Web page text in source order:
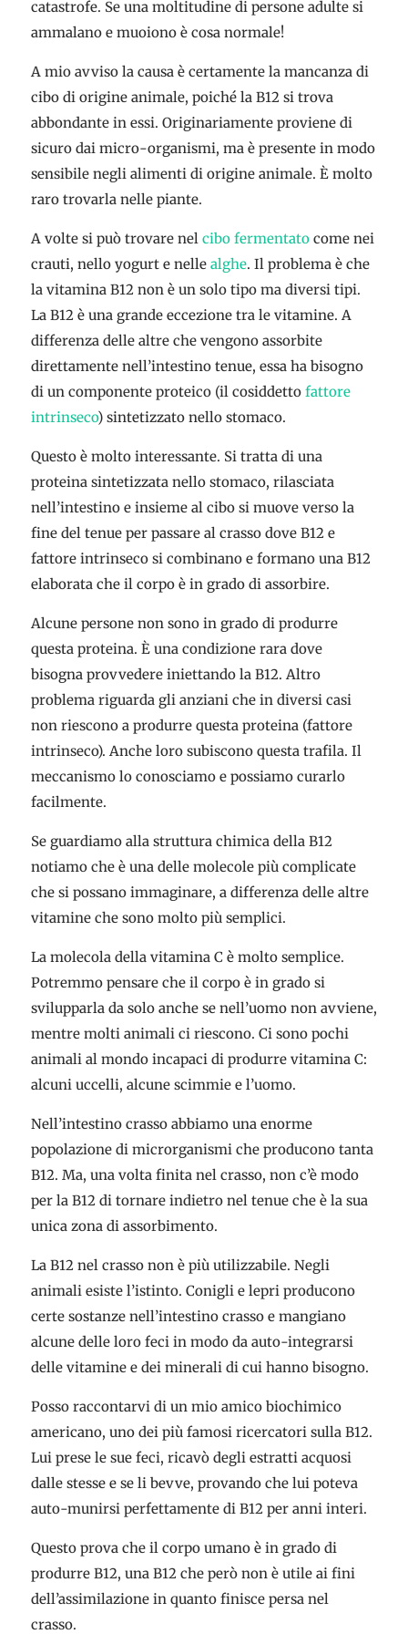
catastrofe. Se una moltitudine di persone adulte si
ammalano e muoiono è cosa normale!
A mio avviso la causa è certamente la mancanza di
cibo di origine animale, poiché la B12 si trova
abbondante in essi. Originariamente proviene di
sicuro dai micro-organismi, ma è presente in modo
sensibile negli alimenti di origine animale. È molto
raro trovarla nelle piante.
A volte si può trovare nel cibo fermentatocome nei
crauti, nello yogurt e nelle alghe. Il problema è che
la vitamina B12 non è un solo tipo ma diversi tipi.
La B12 è una grande eccezione tra le vitamine. A
differenza delle altre che vengono assorbite
direttamente nell’intestino tenue, essa ha bisogno
di un componente proteico (il cosiddetto fattore
intrinseco) sintetizzato nello stomaco.
Questo è molto interessante. Si tratta di una
proteina sintetizzata nello stomaco, rilasciata
nell’intestino e insieme al cibo si muove verso la
fine del tenue per passare al crasso dove B12 e
fattore intrinseco si combinano e formano una B12
elaborata che il corpo è in grado di assorbire.
Alcune persone non sono in grado di produrre
questa proteina. È una condizione rara dove
bisogna provvedere iniettando la B12. Altro
problema riguarda gli anziani che in diversi casi
non riescono a produrre questa proteina (fattore
intrinseco). Anche loro subiscono questa trafila. Il
meccanismo lo conosciamo e possiamo curarlo
facilmente.
Se guardiamo alla struttura chimica della B12
notiamo che è una delle molecole più complicate
che si possano immaginare, a differenza delle altre
vitamine che sono molto più semplici.
La molecola della vitamina C è molto semplice.
Potremmo pensare che il corpo è in grado si
svilupparla da solo anche se nell’uomo non avviene,
mentre molti animali ci riescono. Ci sono pochi
animali al mondo incapaci di produrre vitamina C:
alcuni uccelli, alcune scimmie e l’uomo.
Nell’intestino crasso abbiamo una enorme
popolazione di microrganismi che producono tanta
B12. Ma, una volta finita nel crasso, non c’è modo
per la B12 di tornare indietro nel tenue che è la sua
unica zona di assorbimento.
La B12 nel crasso non è più utilizzabile. Negli
animali esiste l’istinto. Conigli e lepri producono
certe sostanze nell’intestino crasso e mangiano
alcune delle loro feci in modo da auto-integrarsi
delle vitamine e dei minerali di cui hanno bisogno.
Posso raccontarvi di un mio amico biochimico
americano, uno dei più famosi ricercatori sulla B12.
Lui prese le sue feci, ricavò degli estratti acquosi
dalle stesse e se li bevve, provando che lui poteva
auto-munirsi perfettamente di B12 per anni interi.
Questo prova che il corpo umano è in grado di
produrre B12, una B12 che però non è utile ai fini
dell’assimilazione in quanto finisce persa nel
crasso.